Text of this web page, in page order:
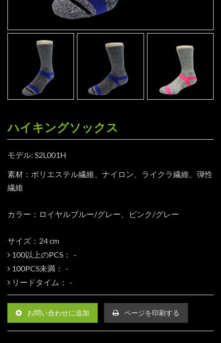
ハイキングソックス
モデル: S2L001H
素材：ポリエステル繊維、ナイロン、ライクラ繊維、弾性
繊維
カラー：ロイヤルブルー/グレー、ピンク/グレー
サイズ：24 cm
100以上のPCS：
100PCS未満：
リードタイム：
お問い合わせに追加 ページを印刷する